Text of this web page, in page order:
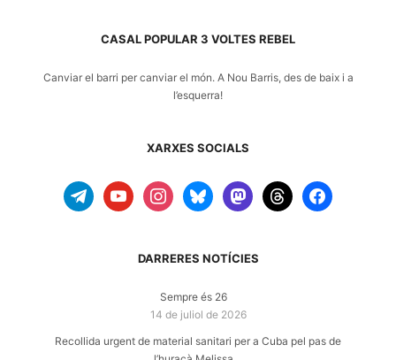
CASAL POPULAR 3 VOLTES REBEL
Canviar el barri per canviar el món. A Nou Barris, des de baix i a
l’esquerra!
XARXES SOCIALS
telegramyoutube instagrambluesky mastodonthreads facebook
DARRERES NOTÍCIES
Sempre és 26
14 de juliol de 2026
Recollida urgent de material sanitari per a Cuba pel pas de